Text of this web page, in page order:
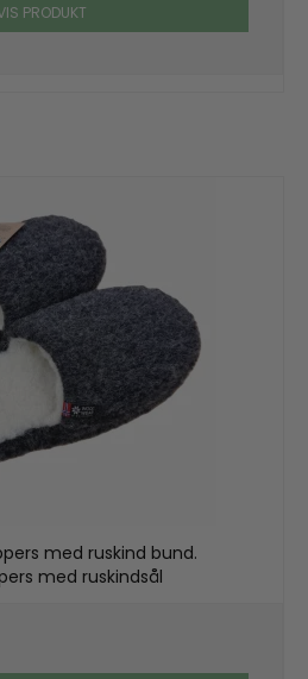
PRODUKT
med ruskind bund.
med ruskindsål